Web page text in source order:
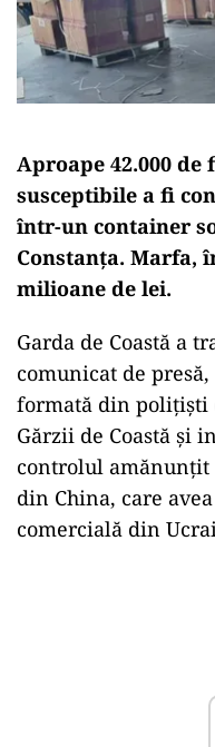
Aproape 42.000
susceptibile a fi
într-un container
Constanţa. Marfa,
milioane de lei.
Garda de Coastă a
comunicat de
formată din
Gărzii de Coastă şi
controlul amănunţit
din China, care
comercială din